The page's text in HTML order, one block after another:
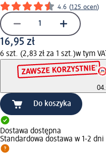
4.6 (125 ocen)
16,95 zł
6 szt. (2,83 zł za 1 szt.)w tym
Do koszyka
Dostawa dostępna
Standardowa dostawa w 1-2 dni